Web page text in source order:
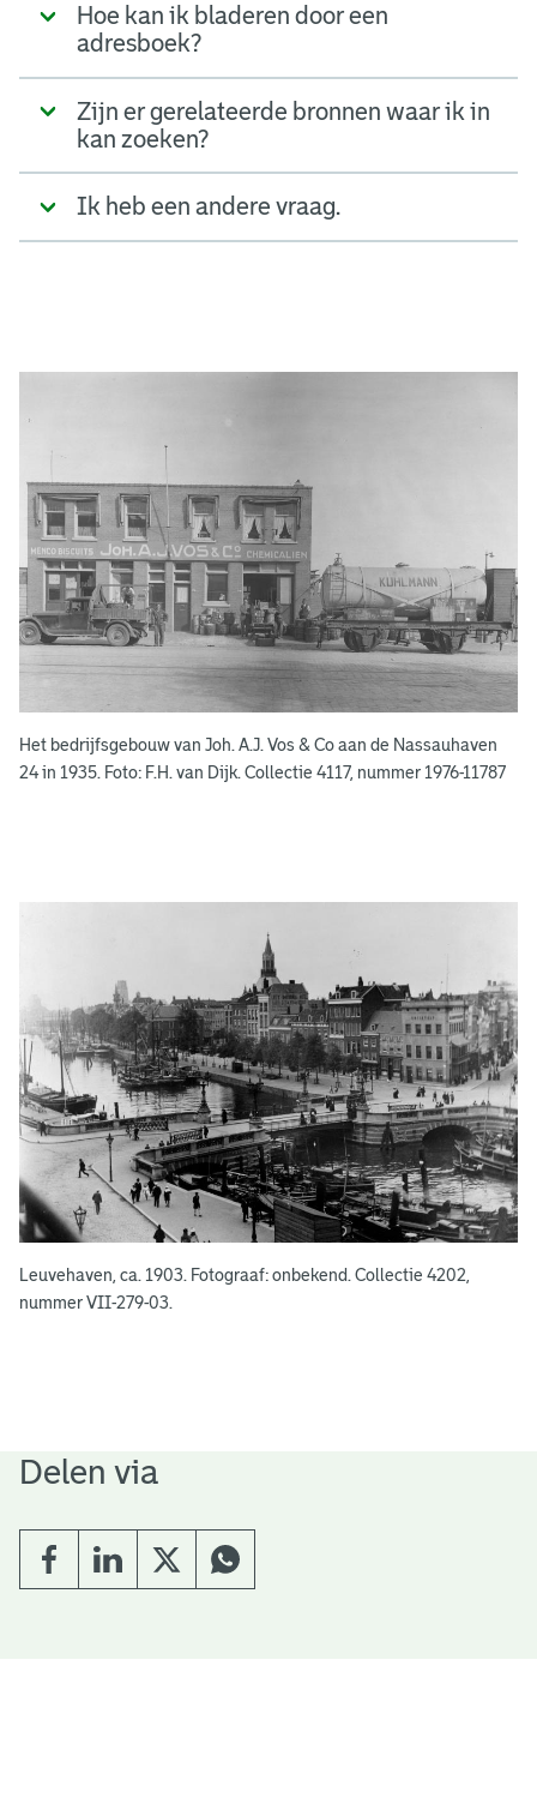
Hoe kan ik bladeren door een
adresboek?
Zijn er gerelateerde bronnen waar ik in
kan zoeken?
Ik heb een andere vraag.
e
s
b
o
e
e
n
e
n
Het bedrijfsgebouw van Joh. A.J. Vos & Co aan de Nassauhaven
24 in 1935. Foto: F.H. van Dijk. Collectie 4117, nummer 1976-11787
n
Leuvehaven, ca. 1903. Fotograaf: onbekend. Collectie 4202,
nummer VII-279-03.
Delen via